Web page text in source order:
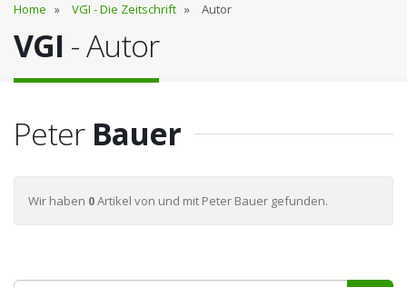
Home » VGI - Die Zeitschrift » Autor
VGI - Autor
Peter Bauer
Wir haben 0Artikel von und mit Peter Bauer gefunden.